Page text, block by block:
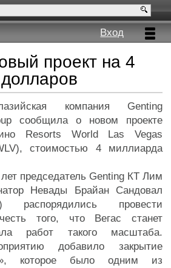
Вход
проект на 4
компания Genting
сообщила о новом проекте
Resorts World Las Vegas
стоимостью 4 миллиарда
председатель Genting КТ Лим
Невады Брайан Сандовал
распорядились провести
того, что Вегас станет
работ такого масштаба.
добавило закрытие
которое было одним из